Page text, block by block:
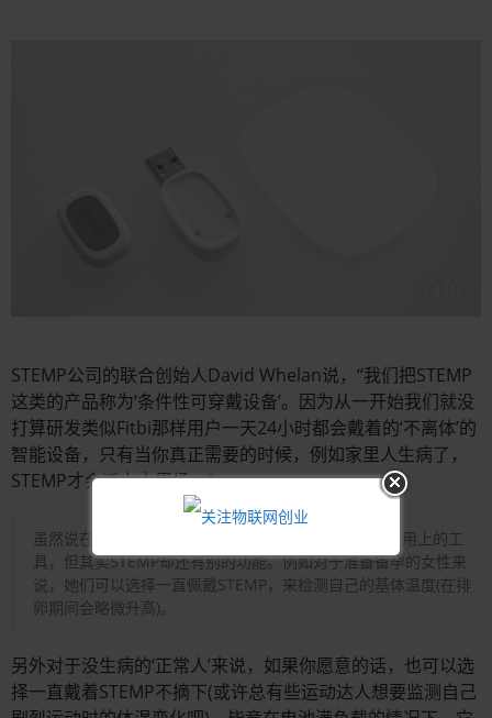
STEMP公司的联合创始人David Whelan说，“我们把STEMP
这类的产品称为‘条件性可穿戴设备’。因为从一开始我们就没
打算研发类似Fitbi那样用户一天24小时都会戴着的‘不离体’的
智能设备，只有当你真正需要的时候，例如家里人生病了，
STEMP才会派上大用场。”
虽然说在大多数人的印象中，体温计总是在患病时才会用上的工
具，但其实STEMP却还有别的功能。例如对于准备备孕的女性来
说，她们可以选择一直佩戴STEMP，来检测自己的基体温度(在排
卵期间会略微升高)。
另外对于没生病的‘正常人’来说，如果你愿意的话，也可以选
择一直戴着STEMP不摘下(或许总有些运动达人想要监测自己